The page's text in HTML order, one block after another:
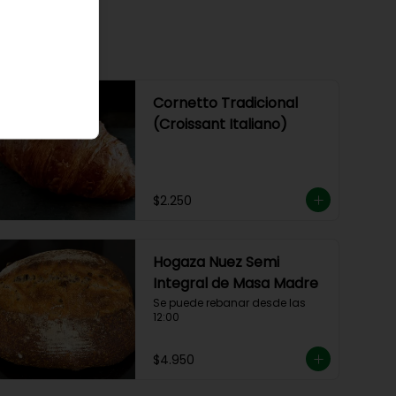
Cornetto Tradicional
(Croissant Italiano)
$2.250
Hogaza Nuez Semi
Integral de Masa Madre
Se puede rebanar desde las
12:00
$4.950